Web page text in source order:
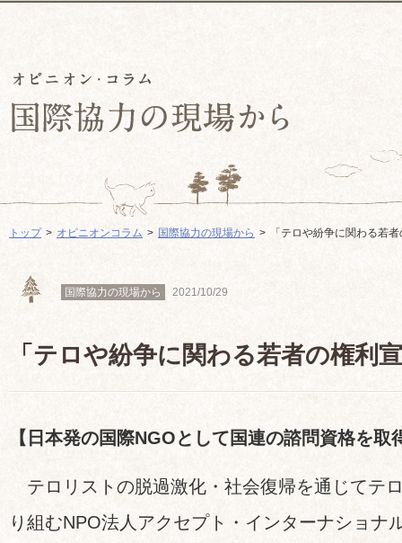
トップ オピニオンコラム 国際協力の現場から 「テロや紛争に関わる若
国際協力の現場から 2021/10/29
「テロや紛争に関わる若者の権利
【日本発の国際NGOとして国連の諮問資格を取
テロリストの脱過激化・社会復帰を通じてテ
り組むNPO法人アクセプト・インターナショナ